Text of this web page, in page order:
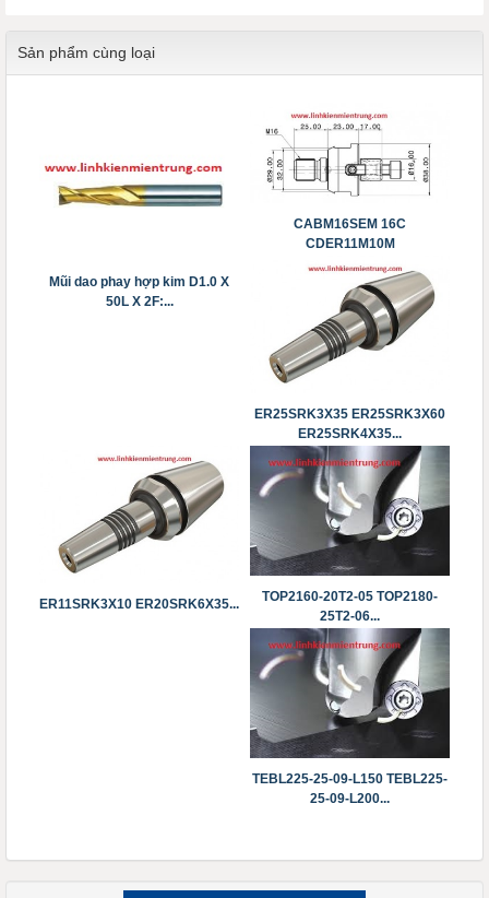
Sản phẩm cùng loại
Mũi dao phay hợp kim D1.0 X
50L X 2F:...
CABM16SEM 16C
CDER11M10M
CDPER11M12M...
ER25SRK3X35 ER25SRK3X60
ER25SRK4X35...
ER11SRK3X10 ​​​​​​​ER20SRK6X35...
TOP2160-20T2-05 TOP2180-
25T2-06...
TEBL225-25-09-L150 TEBL225-
25-09-L200...